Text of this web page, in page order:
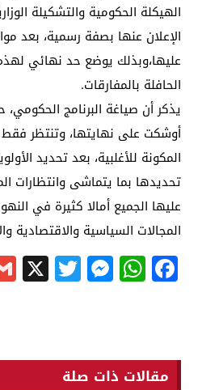
الهيكلة الحكومية والتشكيلة
الإعلان عنها بصفة رسمية، بعد
عليها،وبذلك يوضع حد نهائي
الحافلة بالمفارقات.
يذكر أن صياغة البرنامج
أوشكت على نهايتها، وتنتظر فقط
المكونة للأغلبية، بعد تحديد
تحديدها بما يتماشى وانتظارات
عليها الجميع أمالا كثيرة في
المجالات السياسية والاقتصادية
Facebook
X
مقالات ذات صلة